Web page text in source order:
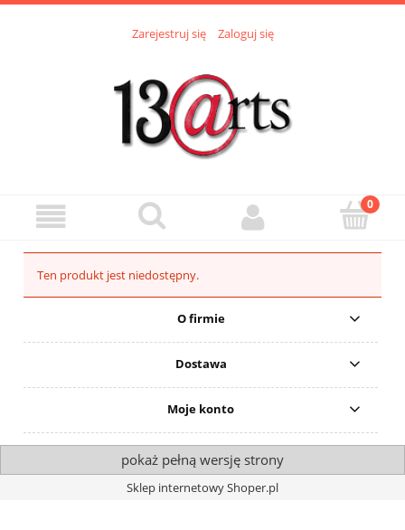
Zarejestruj się Zaloguj się
Ten produkt jest niedostępny.
O firmie
Dostawa
Moje konto
pokaż pełną wersję strony
Sklep internetowy Shoper.pl